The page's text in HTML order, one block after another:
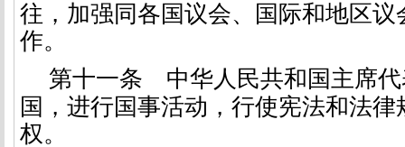
往，加强同各国议会、国际和地区议
作。
第十一条
中华人民共和国主席
国，进行国事活动，行使宪法和法
权。